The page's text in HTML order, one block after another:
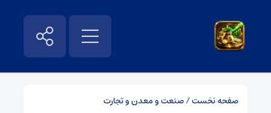
صفحه نخست/صنعت و معدن و تجارت